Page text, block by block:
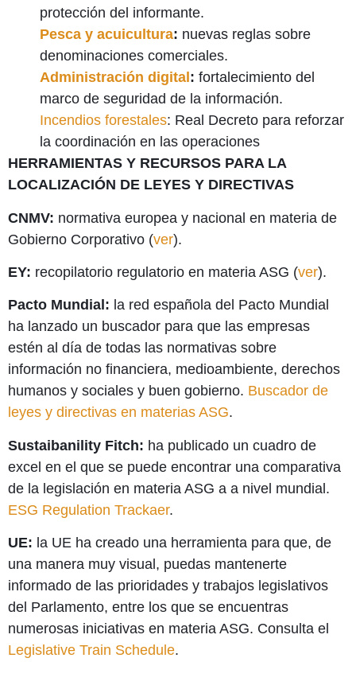
protección del informante.
Pesca y acuicultura: nuevas reglas sobre
denominaciones comerciales.
Administración digital : fortalecimiento del
marco de seguridad de la información.
Incendios forestales: Real Decreto para reforzar
la coordinación en las operaciones
HERRAMIENTAS Y RECURSOS PARA LA
LOCALIZACIÓN DE LEYES Y DIRECTIVAS
CNMV: normativa europea y nacional en materia de
Gobierno Corporativo (ver).
EY: recopilatorio regulatorio en materia ASG (ver).
Pacto Mundial: la red española del Pacto Mundial
ha lanzado un buscador para que las empresas
estén al día de todas las normativas sobre
información no financiera, medioambiente, derechos
humanos y sociales y buen gobierno. Buscador de
leyes y directivas en materias ASG.
Sustaibanility Fitch: ha publicado un cuadro de
excel en el que se puede encontrar una comparativa
de la legislación en materia ASG a a nivel mundial.
ESG Regulation Trackaer.
UE: la UE ha creado una herramienta para que, de
una manera muy visual, puedas mantenerte
informado de las prioridades y trabajos legislativos
del Parlamento, entre los que se encuentras
numerosas iniciativas en materia ASG. Consulta el
Legislative Train Schedule.